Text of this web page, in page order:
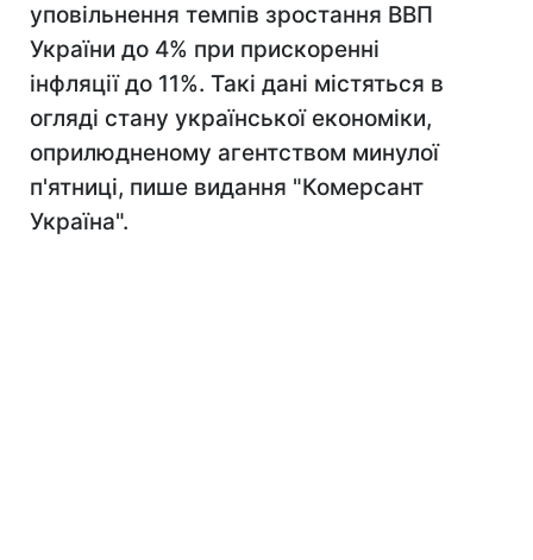
уповільнення темпів зростання ВВП
України до 4% при прискоренні
інфляції до 11%. Такі дані містяться в
огляді стану української економіки,
оприлюдненому агентством минулої
п'ятниці, пише видання "Комерсант
Україна".